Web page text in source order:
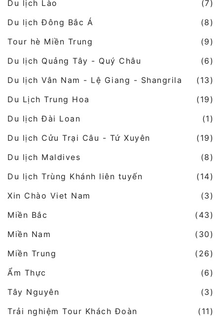
Du lịch Lào
(7)
Du lịch Đông Bắc Á
(8)
Tour hè Miền Trung
(9)
Du lịch Quảng Tây - Quý Châu
(6)
Du lịch Vân Nam - Lệ Giang - Shangrila
(13)
Du Lịch Trung Hoa
(19)
Du lịch Đài Loan
(1)
Du lịch Cửu Trại Câu - Tứ Xuyên
(19)
Du lịch Maldives
(8)
Du lịch Trùng Khánh liên tuyến
(14)
Xin Chào Viet Nam
(3)
Miền Bắc
(43)
Miền Nam
(30)
Miền Trung
(26)
Ẩm Thực
(6)
Tây Nguyên
(3)
Trải nghiệm Tour Khách Đoàn
(11)